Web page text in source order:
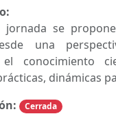
jornada se
una
el conocimiento
dinámicas
Cerrada